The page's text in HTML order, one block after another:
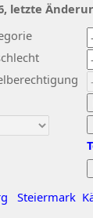
Steiermark
letzte